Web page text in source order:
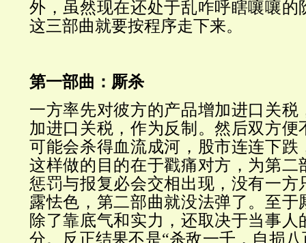
外，虽然现在还处于乱咋呼瞎嚷嚷的
这三部曲就要按程序走下来。
第一部曲：厮杀
一方率先对彼方的产品增加进口关税
加进口关税，作为反制。然后双方便
可能会杀得血流成河，股市连连下跌
这样做的目的在于戳痛对方，为第二
惩罚与报复必会交相出现，没有一方
露怯色，第二部曲就没法弹了。至于
除了靠底气和实力，还取决于当事人
分。反正结果不是“杀敌一千，自损